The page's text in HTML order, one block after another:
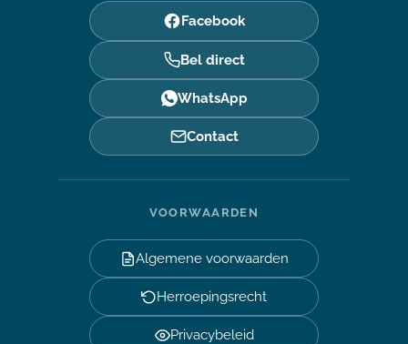
Facebook
Bel direct
WhatsApp
Contact
VOORWAARDEN
Algemene voorwaarden
Herroepingsrecht
Privacybeleid